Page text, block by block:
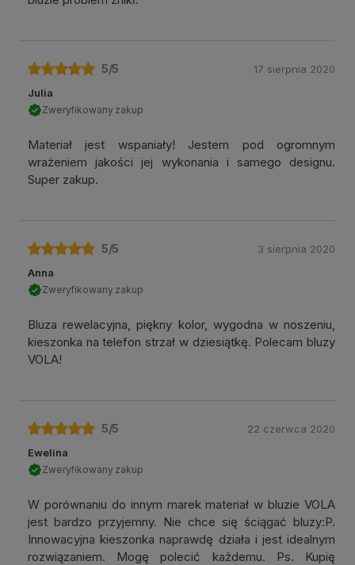
5/5
Julia
Zweryfikowany zakup
Materiał jest wspaniały! Jestem pod ogromnym
wrażeniem jakości jej wykonania i samego designu.
Super zakup.
17 sierpnia 2020
5/5
Anna
Zweryfikowany zakup
Bluza rewelacyjna, piękny kolor, wygodna w noszeniu,
kieszonka na telefon strzał w dziesiątkę. Polecam bluzy
VOLA!
3 sierpnia 2020
5/5
Ewelina
Zweryfikowany zakup
W porównaniu do innym marek materiał w bluzie VOLA
jest bardzo przyjemny. Nie chce się ściągać bluzy:P.
Innowacyjna kieszonka naprawdę działa i jest idealnym
rozwiązaniem. Mogę polecić każdemu. Ps. Kupię
22 czerwca 2020